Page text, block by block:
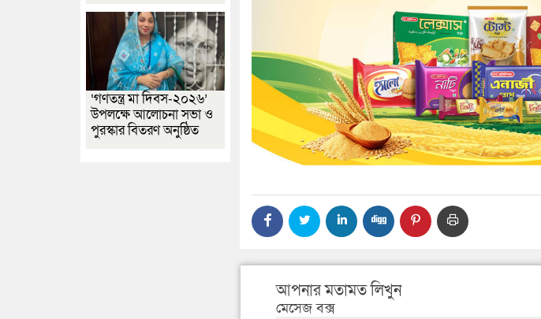
আপনার মতামত লিখুন
মেসেজ বক্স
‘গণতন্ত্র মা দিবস-২০২৬’
উপলক্ষে আলোচনা সভা ও
পুরস্কার বিতরণ অনুষ্ঠিত